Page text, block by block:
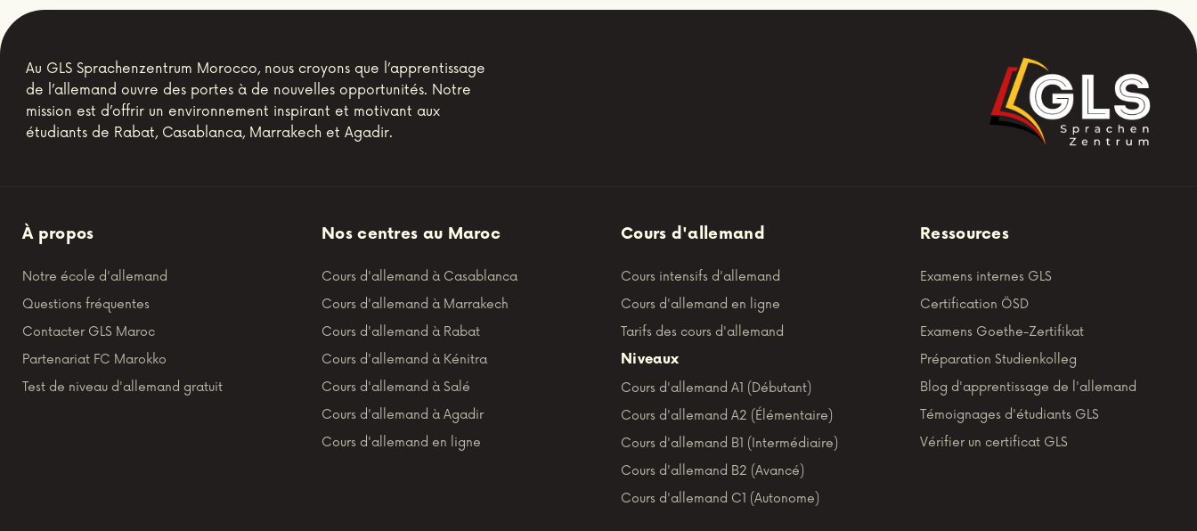
Au GLS Sprachenzentrum Morocco, nous croyons que l’apprentissage
de l’allemand ouvre des portes à de nouvelles opportunités. Notre
mission est d’offrir un environnement inspirant et motivant aux
étudiants de Rabat, Casablanca, Marrakech et Agadir.
À propos
Notre école d'allemand
Questions fréquentes
Contacter GLS Maroc
Partenariat FC Marokko
Test de niveau d'allemand gratuit
Nos centres au Maroc
Cours d'allemand à Casablanca
Cours d'allemand à Marrakech
Cours d'allemand à Rabat
Cours d'allemand à Kénitra
Cours d'allemand à Salé
Cours d'allemand à Agadir
Cours d'allemand en ligne
Cours d'allemand
Cours intensifs d'allemand
Cours d'allemand en ligne
Tarifs des cours d'allemand
Niveaux
Cours d'allemand A1 (Débutant)
Cours d'allemand A2 (Élémentaire)
Cours d'allemand B1 (Intermédiaire)
Cours d'allemand B2 (Avancé)
Cours d'allemand C1 (Autonome)
Ressources
Examens internes GLS
Certification ÖSD
Examens Goethe-Zertifikat
Préparation Studienkolleg
Blog d'apprentissage de l'allemand
Témoignages d'étudiants GLS
Vérifier un certificat GLS